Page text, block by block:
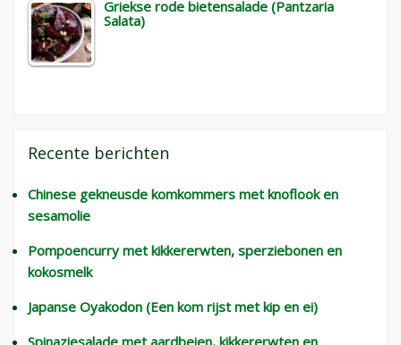
Griekse rode bietensalade (Pantzaria
Salata)
Recente berichten
Chinese gekneusde komkommers met knoflook en
sesamolie
Pompoencurry met kikkererwten, sperziebonen en
kokosmelk
Japanse Oyakodon (Een kom rijst met kip en ei)